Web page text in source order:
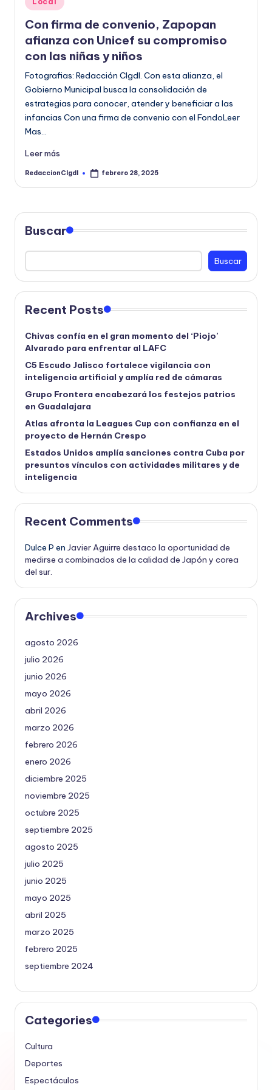
o
r
m
a
ti
v
a
en
Con firma de convenio, Zapopan
afianza con Unicef su compromiso
con las niñas y niños
Fotografias: Redacción CIgdl. Con esta alianza, el
Gobierno Municipal busca la consolidación de
estrategias para conocer, atender y beneficiar a las
infancias Con una firma de convenio con el FondoLeer
Mas…
Leer más
Publicado
RedaccionCIgdl febrero 28, 2025
Buscar
Buscar
Recent Posts
Chivas confía en el gran momento del ‘Piojo’
Alvarado para enfrentar al LAFC
C5 Escudo Jalisco fortalece vigilancia con
inteligencia artificial y amplía red de cámaras
Grupo Frontera encabezará los festejos patrios
en Guadalajara
Atlas afronta la Leagues Cup con confianza en el
proyecto de Hernán Crespo
Estados Unidos amplía sanciones contra Cuba por
presuntos vínculos con actividades militares y de
inteligencia
Recent Comments
Dulce P en Javier Aguirre destaco la oportunidad de
medirse a combinados de la calidad de Japón y corea
del sur.
Archives
agosto 2026
julio 2026
junio 2026
mayo 2026
abril 2026
marzo 2026
febrero 2026
enero 2026
diciembre 2025
noviembre 2025
octubre 2025
septiembre 2025
agosto 2025
julio 2025
junio 2025
mayo 2025
abril 2025
marzo 2025
febrero 2025
septiembre 2024
Categories
Cultura
Deportes
Espectáculos